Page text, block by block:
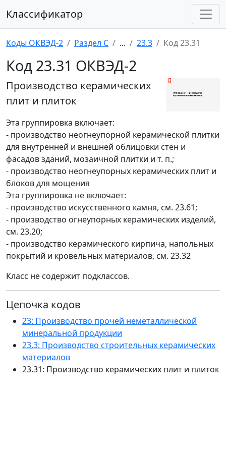
Классификатор
Коды ОКВЭД-2 Раздел C ... 23.3 Код 23.31
Код 23.31 ОКВЭД-2
Производство керамических
плит и плиток
Эта группировка включает:
- производство неогнеупорной керамической плитки
для внутренней и внешней облицовки стен и
фасадов зданий, мозаичной плитки и т. п.;
- производство неогнеупорных керамических плит и
блоков для мощения
Эта группировка не включает:
- производство искусственного камня, см. 23.61;
- производство огнеупорных керамических изделий,
см. 23.20;
- производство керамического кирпича, напольных
покрытий и кровельных материалов, см. 23.32
Класс не содержит подклассов.
Цепочка кодов
23: Производство прочей неметаллической
минеральной продукции
23.3: Производство строительных керамических
материалов
23.31: Производство керамических плит и плиток